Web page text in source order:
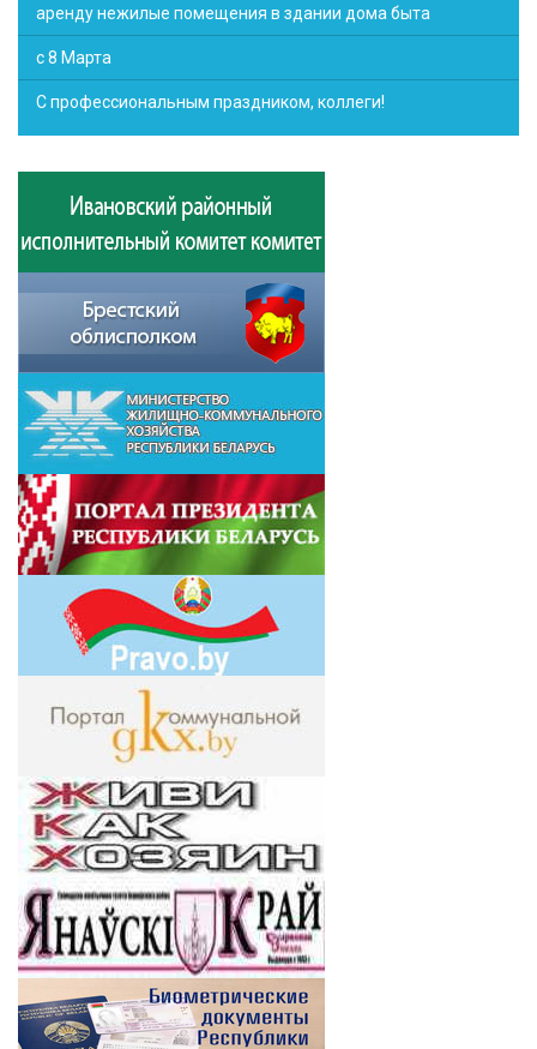
аренду нежилые помещения в здании дома быта
с 8 Марта
С профессиональным праздником, коллеги!